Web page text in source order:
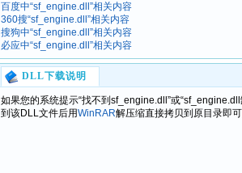
百度中“sf_engine.dll”相关内容
360搜“sf_engine.dll”相关内容
搜狗中“sf_engine.dll”相关内容
必应中“sf_engine.dll”相关内容
DLL下载说明
如果您的系统提示“找不到sf_engine.dll”或
到该DLL文件后用WinRAR解压缩直接拷贝到原目录即